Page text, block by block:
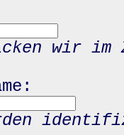
wir